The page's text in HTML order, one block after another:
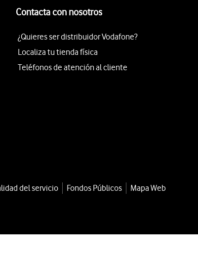
Contacta con nosotros
¿Quieres ser distribuidor Vodafone?
Localiza tu tienda física
Teléfonos de atención al cliente
del servicio Fondos Públicos
Mapa Web